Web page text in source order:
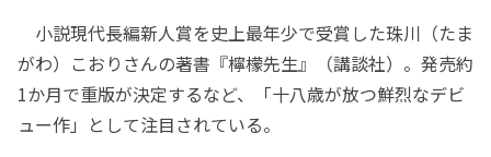
小説現代長編新人賞を史上最年少で受賞した珠川（たま
がわ）こおりさんの著書『檸檬先生』（講談社）。発売約
1か月で重版が決定するなど、「十八歳が放つ鮮烈なデビ
ュー作」として注目されている。